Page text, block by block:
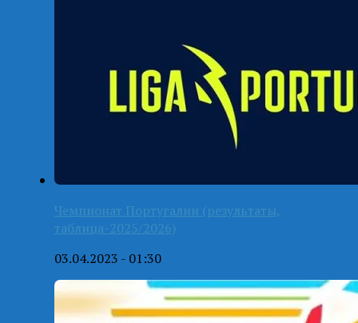
Чемпионат Португалии (результаты,
таблица-2025/2026)
03.04.2023 - 01:30